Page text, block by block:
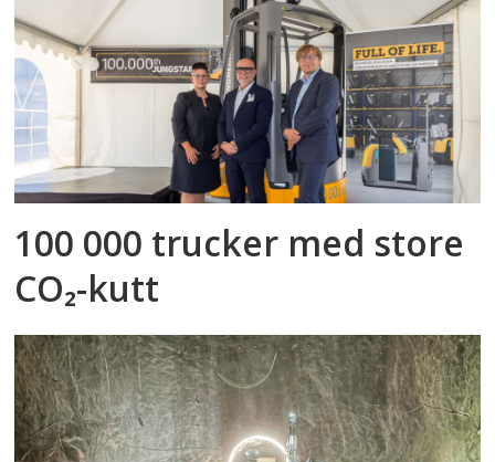
100 000 trucker med store
CO₂-kutt